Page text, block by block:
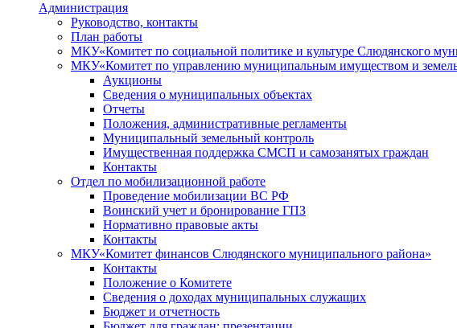
Администрация
Руководство, контакты
План работы
МКУ«Комитет по социальной политике и культуре Слюдянского
МКУ«Комитет по управлению муниципальным имуществом и
Аукционы
Сведения о муниципальных объектах
Отчеты
Положения, административные регламенты
Муниципальный земельный контроль
Имущественная поддержка СМСП и самозанятых граждан
Контакты
Отдел по мобилизационной работе
Проведение мобилизации ВС РФ
Воинский учет и бронирование ГПЗ
Нормативно правовые акты
Контакты
МКУ«Комитет финансов Слюдянского муниципального района»
Контакты
Положение о Комитете
Сведения о доходах муниципальных служащих
Бюджет и отчетность